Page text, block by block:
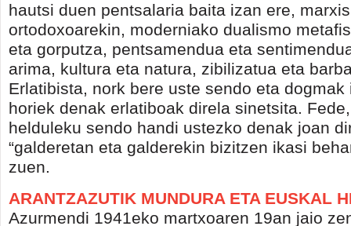
hautsi duen pentsalaria baita izan ere,
ortodoxoarekin, moderniako dualismo
eta gorputza, pentsamendua eta
arima, kultura eta natura, zibilizatua eta
Erlatibista, nork bere uste sendo eta dogmak
horiek denak erlatiboak direla sinetsita.
helduleku sendo handi ustezko denak joan
“galderetan eta galderekin bizitzen ikasi
zuen.
ARANTZAZUTIK MUNDURA ETA EUSKAL
Azurmendi 1941eko martxoaren 19an jaio